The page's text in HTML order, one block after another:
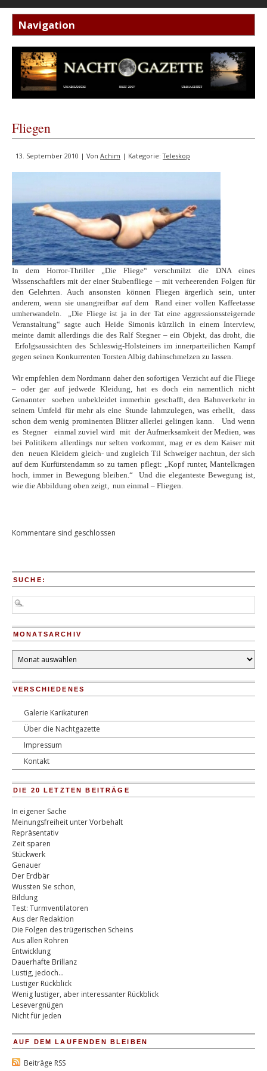
Fliegen
13. September 2010 | Von Achim | Kategorie:Teleskop
In dem Horror-Thriller „Die Fliege“ verschmilzt die DNA eines
Wissenschaftlers mit der einer Stubenfliege – mit verheerenden Folgen für
den Gelehrten. Auch ansonsten können Fliegen ärgerlich sein, unter
anderem, wenn sie unangreifbar auf dem
Rand einer vollen Kaffeetasse
umherwandeln.
„Die Fliege ist ja in der Tat eine aggressionssteigernde
Veranstaltung“ sagte auch Heide Simonis kürzlich in einem Interview,
meinte damit allerdings die des Ralf Stegner – ein Objekt, das droht, die
Erfolgsaussichten des Schleswig-Holsteiners im innerparteilichen Kampf
gegen seinen Konkurrenten Torsten Albig dahinschmelzen zu lassen.
Wir empfehlen dem Nordmann daher den sofortigen Verzicht auf die Fliege
– oder gar auf jedwede Kleidung, hat es doch ein namentlich nicht
Genannter soeben unbekleidet immerhin geschafft, den Bahnverkehr in
seinem Umfeld für mehr als eine Stunde lahmzulegen, was erhellt,
dass
schon dem wenig prominenten Blitzer allerlei gelingen kann.
Und wenn
es Stegner einmal zuviel wird mit der Aufmerksamkeit der Medien, was
bei Politikern allerdings nur selten vorkommt, mag er es dem Kaiser mit
den neuen Kleidern gleich- und zugleich Til Schweiger nachtun, der sich
auf dem Kurfürstendamm so zu tarnen pflegt: „Kopf runter, Mantelkragen
hoch, immer in Bewegung bleiben.“
Und die eleganteste Bewegung ist,
wie die Abbildung oben zeigt, nun einmal – Fliegen.
Kommentare sind geschlossen
SUCHE:
MONATSARCHIV
Monatsarchiv
VERSCHIEDENES
Galerie Karikaturen
Über die Nachtgazette
Impressum
Kontakt
DIE 20 LETZTEN BEITRÄGE
In eigener Sache
Meinungsfreiheit unter Vorbehalt
Repräsentativ
Zeit sparen
Stückwerk
Genauer
Der Erdbär
Wussten Sie schon,
Bildung
Test: Turmventilatoren
Aus der Redaktion
Die Folgen des trügerischen Scheins
Aus allen Rohren
Entwicklung
Dauerhafte Brillanz
Lustig, jedoch…
Lustiger Rückblick
Wenig lustiger, aber interessanter Rückblick
Lesevergnügen
Nicht für jeden
AUF DEM LAUFENDEN BLEIBEN
Beiträge RSS